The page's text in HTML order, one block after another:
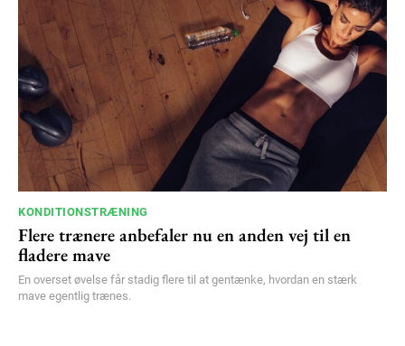
KONDITIONSTRÆNING
Flere trænere anbefaler nu en anden vej til en
fladere mave
En overset øvelse får stadig flere til at gentænke, hvordan en stærk
mave egentlig trænes.